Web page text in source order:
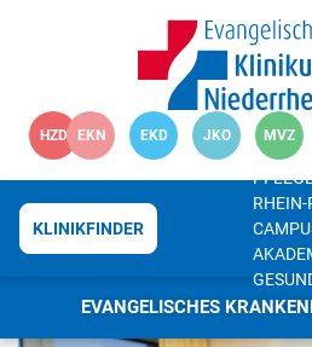
HZD EKN EKD JKO MVZ
EVANGELISCHES
KLINIKFINDER
RHEIN-